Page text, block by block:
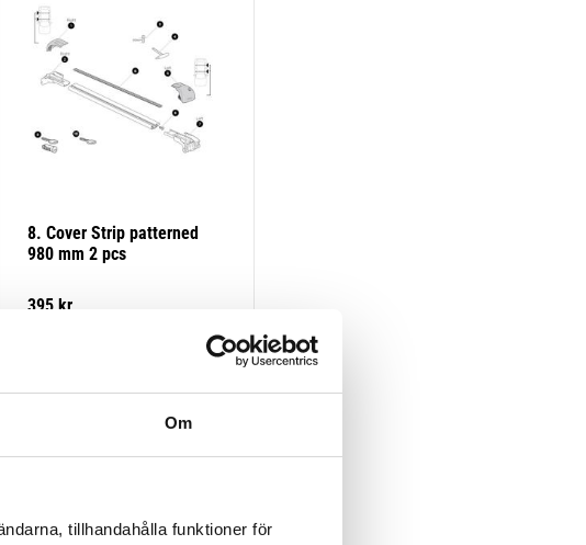
Om
tillhandahålla funktioner för
8. Cover Strip patterned
980 mm 2 pcs
395kr